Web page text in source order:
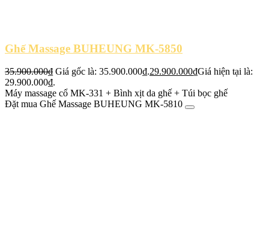
Ghế Massage BUHEUNG MK-5850
35.900.000₫ Giá gốc là: 35.900.000₫.29.900.000₫Giá hiện tại là:
29.900.000₫.
Máy massage cổ MK-331 + Bình xịt da ghế + Túi bọc ghế
Đặt mua Ghế Massage BUHEUNG MK-5810